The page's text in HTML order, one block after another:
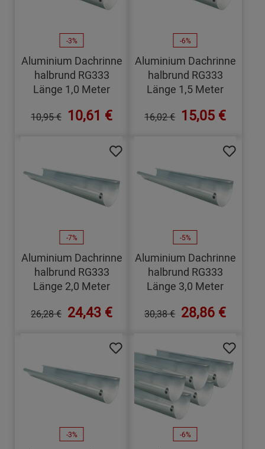
-3%
Aluminium Dachrinne
halbrund RG333
Länge 1,0 Meter
10,95 € 10,61 €
-6%
Aluminium Dachrinne
halbrund RG333
Länge 1,5 Meter
16,02 € 15,05 €
-7%
Aluminium Dachrinne
halbrund RG333
Länge 2,0 Meter
26,28 € 24,43 €
-5%
Aluminium Dachrinne
halbrund RG333
Länge 3,0 Meter
30,38 € 28,86 €
-3% -6%